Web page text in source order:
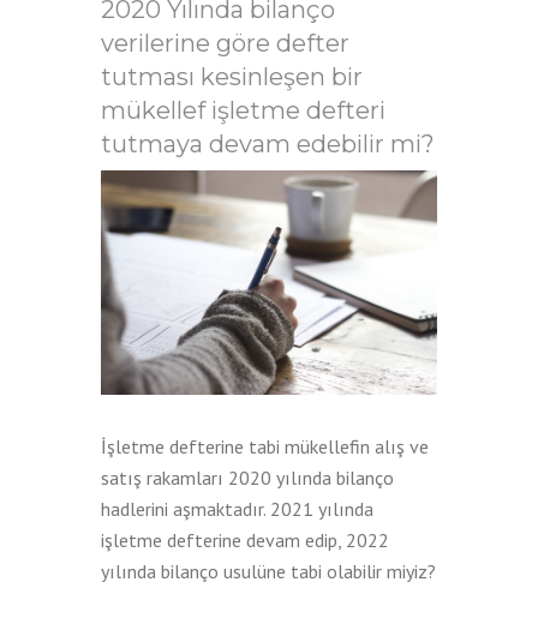
2020 Yılında bilanço
verilerine göre defter
tutması kesinleşen bir
mükellef işletme defteri
tutmaya devam edebilir mi?
İşletme defterine tabi mükellefin alış ve
satış rakamları 2020 yılında bilanço
hadlerini aşmaktadır. 2021 yılında
işletme defterine devam edip, 2022
yılında bilanço usulüne tabi olabilir miyiz?